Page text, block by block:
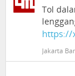
Tol
https://
Jakarta